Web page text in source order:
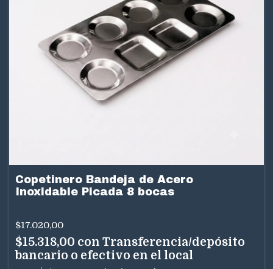
Copetinero Bandeja de Acero
Inoxidable Picada 8 bocas
$17.020,00
$15.318,00 con Transferencia/depósito
bancario o efectivo en el local